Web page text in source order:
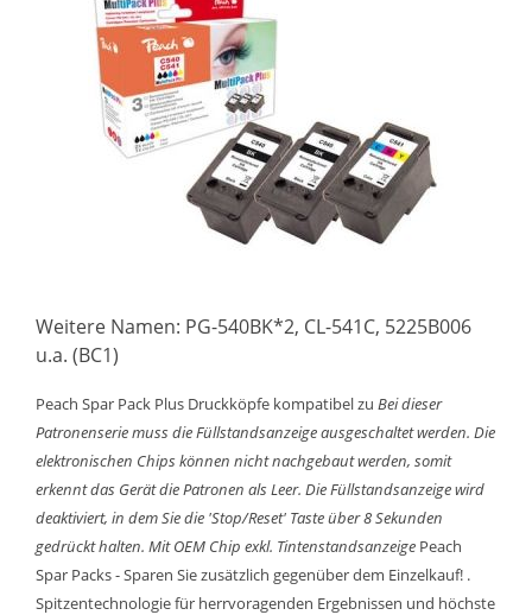
Weitere Namen: PG-540BK*2, CL-541C, 5225B006
u.a. (BC1)
Peach Spar Pack Plus Druckköpfe kompatibel zu Bei dieser
Patronenserie muss die Füllstandsanzeige ausgeschaltet werden. Die
elektronischen Chips können nicht nachgebaut werden, somit
erkennt das Gerät die Patronen als Leer. Die Füllstandsanzeige wird
deaktiviert, in dem Sie die 'Stop/Reset' Taste über 8 Sekunden
gedrückt halten. Mit OEM Chip exkl. Tintenstandsanzeige Peach
Spar Packs - Sparen Sie zusätzlich gegenüber dem Einzelkauf! .
Spitzentechnologie für herrvoragenden Ergebnissen und höchste